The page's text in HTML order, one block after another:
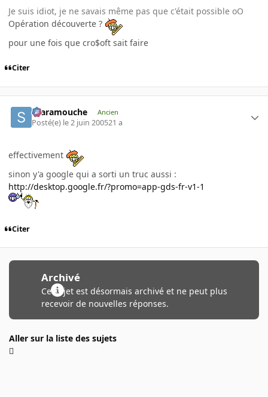
Je suis idiot, je ne savais même pas que c'était possible oO
Opération découverte ?
pour une fois que cro$oft sait faire
Citer
Scaramouche Ancien
Posté(e) le 2 juin 200521 a
effectivement
sinon y'a google qui a sorti un truc aussi :
http://desktop.google.fr/?promo=app-gds-fr-v1-1
Citer
Archivé
Ce sujet est désormais archivé et ne peut plus
recevoir de nouvelles réponses.
Aller sur la liste des sujets